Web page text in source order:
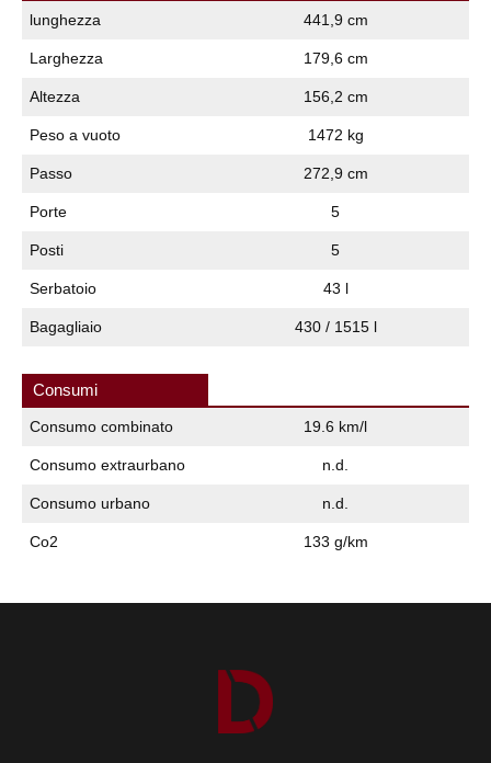
lunghezza 441,9 cm
Larghezza 179,6 cm
Altezza 156,2 cm
Peso a vuoto 1472 kg
Passo 272,9 cm
Porte 5
Posti 5
Serbatoio 43 l
Bagagliaio 430 / 1515 l
Consumi
Consumo combinato 19.6 km/l
Consumo extraurbano n.d.
Consumo urbano n.d.
Co2 133 g/km